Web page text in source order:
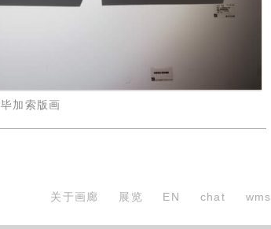
毕加索版画
关于画廊 展览 EN chat wms